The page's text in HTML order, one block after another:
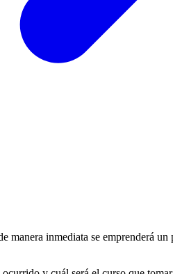
manera inmediata se emprenderá